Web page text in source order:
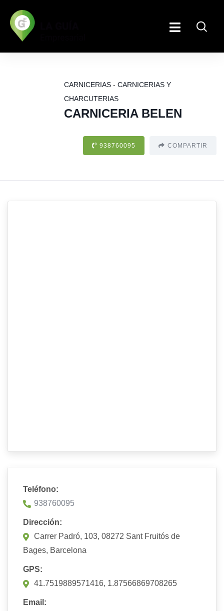
CARNICERIAS -CARNICERIAS Y
CHARCUTERIAS
CARNICERIA BELEN
938760095 COMPARTIR
Teléfono:
938760095
Dirección:
Carrer Padró, 103, 08272 Sant Fruitós de
Bages, Barcelona
GPS:
41.7519889571416, 1.87566869708265
Email: